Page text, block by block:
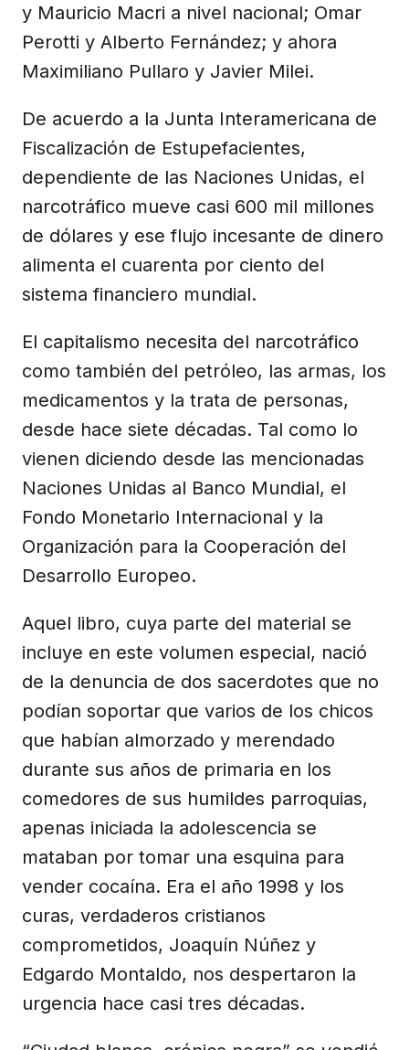
y Mauricio Macri a nivel nacional; Omar
Perotti y Alberto Fernández; y ahora
Maximiliano Pullaro y Javier Milei.
De acuerdo a la Junta Interamericana de
Fiscalización de Estupefacientes,
dependiente de las Naciones Unidas, el
narcotráfico mueve casi 600 mil millones
de dólares y ese flujo incesante de dinero
alimenta el cuarenta por ciento del
sistema financiero mundial.
El capitalismo necesita del narcotráfico
como también del petróleo, las armas, los
medicamentos y la trata de personas,
desde hace siete décadas. Tal como lo
vienen diciendo desde las mencionadas
Naciones Unidas al Banco Mundial, el
Fondo Monetario Internacional y la
Organización para la Cooperación del
Desarrollo Europeo.
Aquel libro, cuya parte del material se
incluye en este volumen especial, nació
de la denuncia de dos sacerdotes que no
podían soportar que varios de los chicos
que habían almorzado y merendado
durante sus años de primaria en los
comedores de sus humildes parroquias,
apenas iniciada la adolescencia se
mataban por tomar una esquina para
vender cocaína. Era el año 1998 y los
curas, verdaderos cristianos
comprometidos, Joaquín Núñez y
Edgardo Montaldo, nos despertaron la
urgencia hace casi tres décadas.